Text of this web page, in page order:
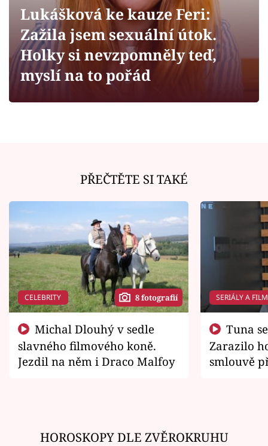
Sledujte prima+
Filmový festival Karlovy Vary
Sledujte nás
Lukášková ke kauze Feri:
Zažila jsem sexuální útok.
Holky si nevzpomněly teď,
myslí na to pořád
PŘEČTĚTE SI TAKÉ
CELEBRITY 8 fotografií
slavného filmového koně.
Jezdil na něm i Draco Malfoy
SERIÁLY A
Zarazilo
smlouvě
HOROSKOPY DLE ZVĚROKRUHU